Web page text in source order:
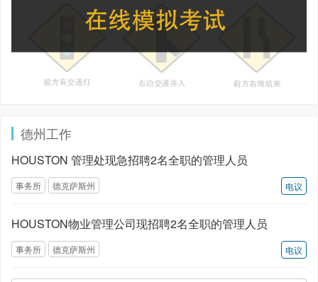
德州工作
HOUSTON 管理处现急招聘2名全职的管理人员
电议
事务所 德克萨斯州
HOUSTON物业管理公司现招聘2名全职的管理人员
电议
事务所 德克萨斯州